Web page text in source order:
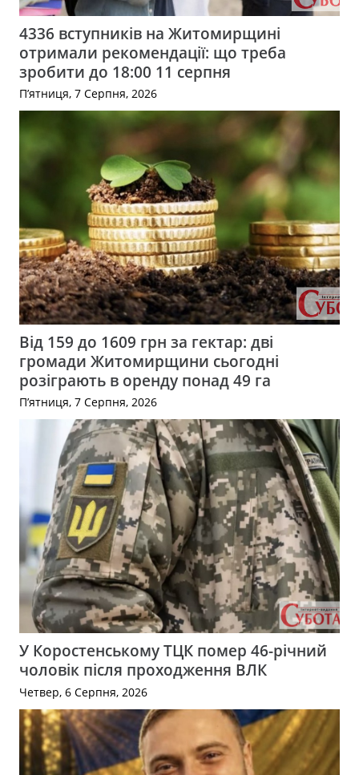
4336 вступників на Житомирщині
отримали рекомендації: що треба
зробити до 18:00 11 серпня
П’ятниця, 7 Серпня, 2026
Від 159 до 1609 грн за гектар: дві
громади Житомирщини сьогодні
розіграють в оренду понад 49 га
П’ятниця, 7 Серпня, 2026
У Коростенському ТЦК помер 46-річний
чоловік після проходження ВЛК
Четвер, 6 Серпня, 2026